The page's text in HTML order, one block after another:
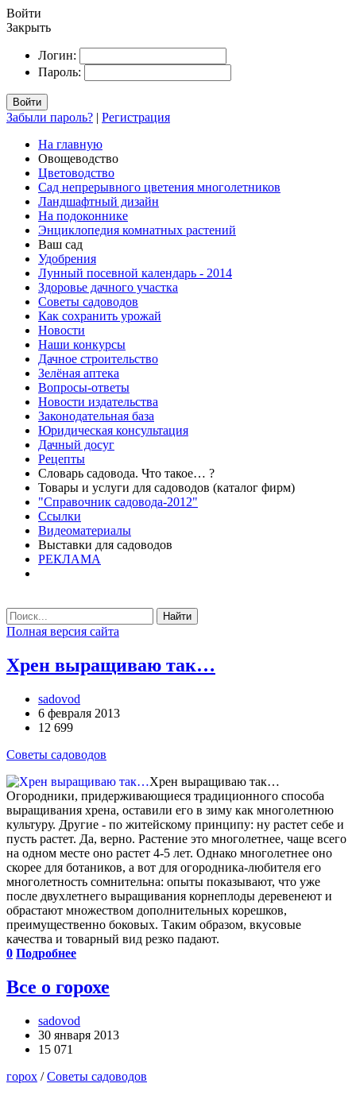
Войти
Закрыть
Логин:
Пароль:
Войти
Забыли пароль? | Регистрация
На главную
Овощеводство
Цветоводство
Сад непрерывного цветения многолетников
Ландшафтный дизайн
На подоконнике
Энциклопедия комнатных растений
Ваш сад
Удобрения
Лунный посевной календарь - 2014
Здоровье дачного участка
Советы садоводов
Как сохранить урожай
Новости
Наши конкурсы
Дачное строительство
Зелёная аптека
Вопросы-ответы
Новости издательства
Законодательная база
Юридическая консультация
Дачный досуг
Рецепты
Словарь садовода. Что такое… ?
Товары и услуги для садоводов (каталог фирм)
"Справочник садовода-2012"
Ссылки
Видеоматериалы
Выставки для садоводов
РЕКЛАМА
Найти
Полная версия сайта
Хрен выращиваю так…
sadovod
6 февраля 2013
12 699
Советы садоводов
Хрен выращиваю так…
Огородники, придерживающиеся традиционного способа
выращивания хрена, оставили его в зиму как многолетнюю
культуру. Другие - по житейскому принципу: ну растет себе и
пусть растет. Да, верно. Растение это многолетнее, чаще всего
на одном месте оно растет 4-5 лет. Однако многолетнее оно
скорее для ботаников, а вот для огородника-любителя его
многолетность сомнительна: опыты показывают, что уже
после двухлетнего выращивания корнеплоды деревенеют и
обрастают множеством дополнительных корешков,
преимущественно боковых. Таким образом, вкусовые
качества и товарный вид резко падают.
0 Подробнее
Все о горохе
sadovod
30 января 2013
15 071
горох /Советы садоводов